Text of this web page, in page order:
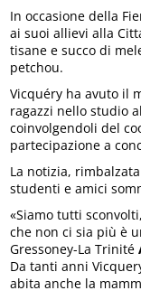
In occasione della
ai suoi allievi alla
tisane e succo di
petchou.
Vicquéry ha avuto il
ragazzi nello studio
coinvolgendoli del
partecipazione a
La notizia,
studenti e amici
«Siamo tutti
che non ci sia più è
Gressoney-La Trinité
Da tanti anni
abita anche la